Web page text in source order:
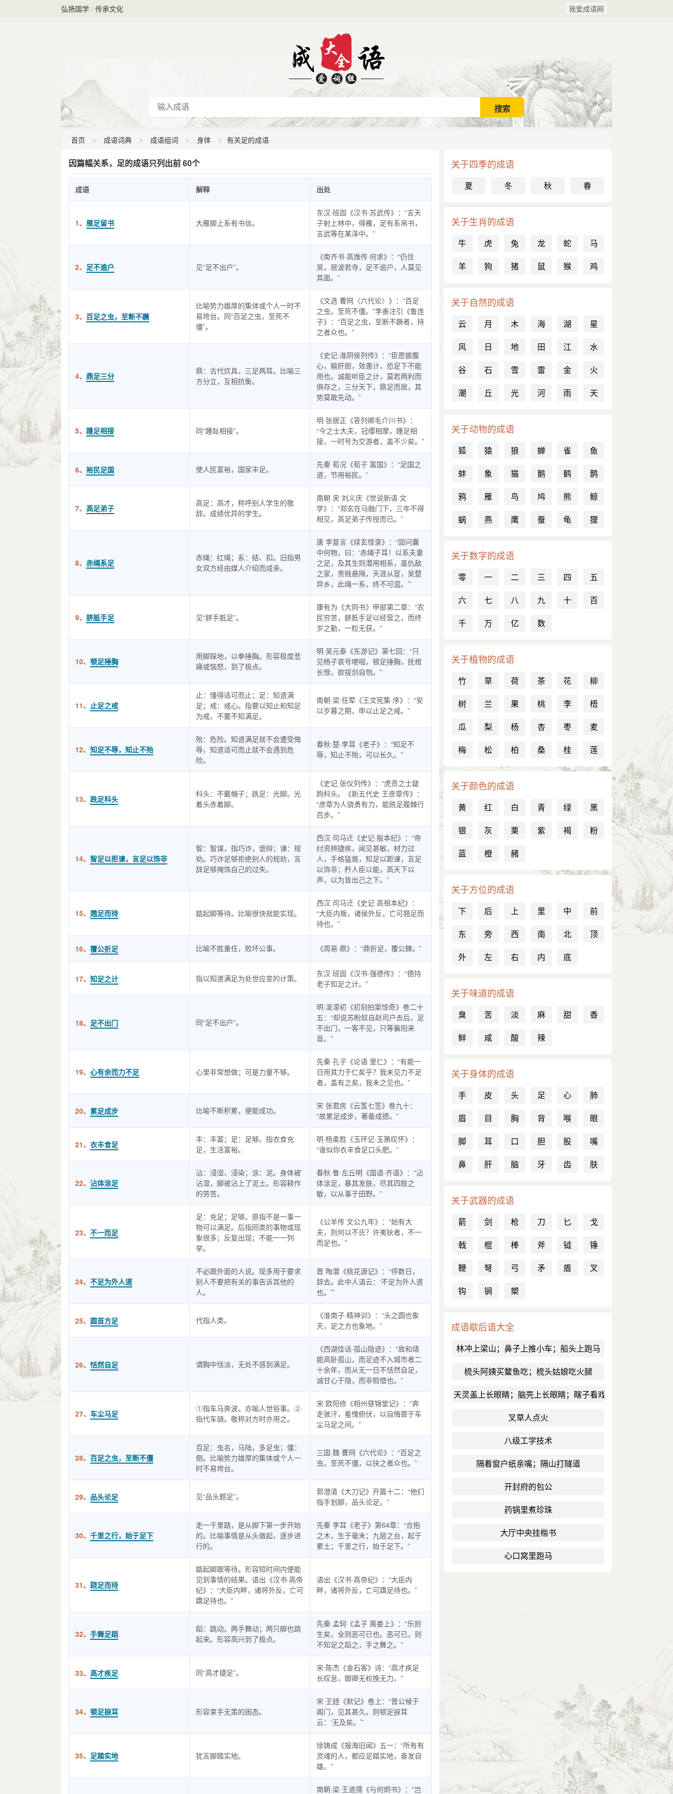
弘扬国学 · 传承文化 我爱成语网
首页 成语词典 成语组词 身体 有关足的成语
因篇幅关系，足的成语只列出前 60个
成语 解释 出处
1、 雁足留书 大雁脚上系有书信。
东汉·班固《汉书·苏武传》：“言天
子射上林中，得雁，足有系帛书，
言武等在某泽中。”
2、 足不逾户 见“足不出户”。
《南齐书·高逸传·何求》：“仍住
吴，居波若寺，足不逾户，人莫见
其面。”
3、 百足之虫，至断不蹶
比喻势力雄厚的集体或个人一时不
易垮台。同“百足之虫，至死不
僵”。
《文选 曹冏〈六代论〉》：“百足
之虫，至死不僵。”李善注引《鲁连
子》：“百足之虫，至断不蹶者，持
之者众也。”
4、 鼎足三分
鼎：古代炊具，三足两耳。比喻三
方分立，互相抗衡。
《史记·淮阴侯列传》：“臣愿披腹
心，输肝胆，效愚计，恐足下不能
用也。诚能听臣之计，莫若两利而
俱存之，三分天下，鼎足而居，其
势莫敢先动。”
5、 踵足相接 同“踵趾相接”。
明·张居正《答列卿毛介川书》：
“今之士大夫，冠缨相摩，踵足相
接，一时号为交游者，盖不少矣。”
6、 裕民足国 使人民富裕，国家丰足。
先秦 荀况《荀子 富国》：“足国之
道，节用裕民。”
7、 高足弟子
高足：高才，称呼别人学生的敬
辞。成绩优异的学生。
南朝 宋 刘义庆《世说新语 文
学》：“郑玄在马融门下，三年不得
相见，高足弟子传授而已。”
8、 赤绳系足
赤绳：红绳；系：结、扣。旧指男
女双方经由媒人介绍而成亲。
唐 李复言《续玄怪录》：“固问囊
中何物，曰：‘赤绳子耳！以系夫妻
之足，及其生则潜用相系，虽仇敌
之家，贵贱悬隔，天涯从宦，吴楚
异乡，此绳一系，终不可逭。’”
9、 胼胝手足 见“胼手胝足”。
康有为《大同书》甲部第二章：“农
民穷苦，胼胝手足以经营之，而终
岁之勤，一粒无获。”
10、 顿足捶胸
用脚跺地，以拳捶胸。形容极度悲
痛或恼怒，到了极点。
明·吴元泰《东游记》第七回：“只
见杨子哀号哽咽，顿足捶胸，抚棺
长恨，欲拔剑自刎。”
11、 止足之戒
止：懂得适可而止；足：知道满
足；戒：戒心。指要以知止和知足
为戒，不要不知满足。
南朝·梁·任荤《王文宪集·序》：“安
以岁暮之期，申以止足之戒。”
12、 知足不辱，知止不殆
殆：危险。知道满足就不会遭受侮
辱，知道适可而止就不会遇到危
险。
春秋·楚·李耳《老子》：“知足不
辱，知止不殆，可以长久。”
13、 跣足科头
科头：不戴帽子；跣足：光脚。光
着头赤着脚。
《史记 张仪列传》：“虎贲之士跿
跔科头。《新五代史 王彦章传》：
“彦章为人骁勇有力，能跣足履棘行
百步。”
14、 智足以拒谏，言足以饰非
智：智谋，指巧诈，诡辩；谏：规
劝。巧诈足够拒绝别人的规劝，言
辞足够掩饰自己的过失。
西汉·司马迁《史记·殷本纪》：“帝
纣资辨捷疾，闻见甚敏，材力过
人，手格猛兽，知足以距谏，言足
以饰非；矜人臣以能，高天下以
声，以为皆出己之下。”
15、 翘足而待 踮起脚等待。比喻很快就能实现。
西汉 司马迁《史记 高祖本纪》：
“大臣内叛，诸侯外反，亡可翘足而
待也。”
16、 覆公折足 比喻不胜重任，败坏公事。 《周易·鼎》：“鼎折足，覆公餗。”
17、 知足之计 指以知道满足为处世应变的计策。
东汉·班固《汉书·强德传》：“德持
老子知足之计。”
18、 足不出门 同“足不出户”。
明·凌濛初《初刻拍案惊奇》卷二十
五：“却说苏盼奴自赵司户去后，足
不出门，一客不见，只等襄阳来
音。”
19、 心有余而力不足 心里非常想做；可是力量不够。
先秦 孔子《论语 里仁》：“有能一
日用其力于仁矣乎？我未见力不足
者，盖有之矣，我未之见也。”
20、 累足成步 比喻不断积累，便能成功。
宋 张君房《云笈七签》卷九十：
“故累足成步，著备成德。”
21、 衣丰食足
丰：丰富；足：足够。指衣食充
足，生活富裕。
明·杨柔胜《玉环记·玉箫叹怀》：
“谁似你衣丰食足口头肥。”
22、 沾体涂足
沾：浸湿、浸染；涂：泥。身体被
沾湿，脚被沾上了泥土。形容耕作
的劳苦。
春秋·鲁·左丘明《国语·齐语》：“沾
体涂足，暴其发肤，尽其四肢之
敏，以从事于田野。”
23、 不一而足
足：充足；足够。原指不是一事一
物可以满足。后指同类的事物或现
象很多；反复出现；不能一一列
举。
《公羊传 文公九年》：“始有大
夫，则何以不氏？许夷狄者，不一
而足也。”
24、 不足为外人道
不必跟外面的人说。现多用于要求
别人不要把有关的事告诉其他的
人。
晋 陶潜《桃花源记》：“停数日，
辞去。此中人语云：‘不足为外人道
也。’”
25、 圆首方足 代指人类。
《淮南子·精神训》：“头之圆也象
天，足之方也象地。”
26、 恬然自足 谓胸中恬淡，无处不感到满足。
《西湖佳话·孤山隐迹》：“故和靖
能高卧孤山，而足迹不入城市者二
十余年，而从无一日不恬然自足，
诚甘心于隐，而非假借也。”
27、 车尘马足
①指车马奔波。亦喻人世俗事。②
指代车骑。敬称对方时亦用之。
宋 欧阳修《相州昼锦堂记》：“奔
走骇汗，羞愧俯伏，以自悔罪于车
尘马足之间。”
28、 百足之虫，至断不僵
百足：虫名，马陆，多足虫；僵：
倒。比喻势力雄厚的集体或个人一
时不易垮台。
三国·魏·曹冏《六代论》：“百足之
虫，至死不僵，以扶之者众也。”
29、 品头论足 见“品头题足”。
郭澄清《大刀记》开篇十二：“他们
指手划脚，品头论足。”
30、 千里之行，始于足下
走一千里路，是从脚下第一步开始
的。比喻事情是从头做起，逐步进
行的。
先秦 李耳《老子》第64章：“合抱
之木，生于毫末；九层之台，起于
累土；千里之行，始于足下。”
31、 跷足而待
踮起脚跟等待。形容短时间内便能
见到事情的结果。语出《汉书·高帝
纪》：“大臣内畔，诸将外反，亡可
蹻足待也。”
语出《汉书·高帝纪》：“大臣内
畔，诸将外反，亡可蹻足待也。”
32、 手舞足蹈
蹈：跳动。两手舞动；两只脚也跳
起来。形容高兴到了极点。
先秦 孟轲《孟子 离娄上》：“乐则
生矣，全则恶可已也。恶可已，则
不知足之蹈之，手之舞之。”
33、 高才疾足 同“高才捷足”。
宋·陈杰《金石客》诗：“高才疾足
长叹息，御卿无权挽无力。”
34、 顿足捩耳 形容束手无策的困态。
宋·王銍《默记》卷上：“晋公候于
阁门，见其甚久。则顿足捩耳
云：‘无及矣。’”
35、 足踏实地 犹言脚踏实地。
徐铸成《报海旧闻》五一：“所有有
灵魂的人，都应足踏实地，奋发自
雄。”
南朝·梁·王道孺《与何炯书》：“岂
关于四季的成语
夏 冬 秋 春
关于生肖的成语
牛 虎 兔 龙 蛇
马
羊
狗 猪 鼠 猴 鸡
关于自然的成语
云 月 木 海 湖
星
风
日 地 田 江
水
谷
石 雪 雷 金
火
潮
丘 光 河 雨 天
关于动物的成语
狐 猿 狼 蝉 雀
鱼
蚌
象 猫 鹅 鹤
鹊
鸦
雁 鸟 鸠 熊
鲸
蜗
燕 鹰 蚕 龟 狸
关于数字的成语
零 一 二 三 四
五
六
七 八 九 十
百
千
万 亿 数
关于植物的成语
竹 草 荷 茶 花
柳
树
兰 果 桃 李
梧
瓜
梨 杨 杏 枣
麦
梅
松 柏 桑 桂 莲
关于颜色的成语
黄 红 白 青 绿
黑
银
灰 栗 紫 褐
粉
蓝
橙 赭
关于方位的成语
下 后 上 里 中
前
东
旁 西 南 北
顶
外
左 右 内 底
关于味道的成语
臭 苦 淡 麻 甜
香
鲜
咸 酸 辣
关于身体的成语
手 皮 头 足 心
肺
眉
目 胸 背 喉
眼
脚
耳 口 胆 股
嘴
鼻
肝 脑 牙 齿 肤
关于武器的成语
箭 剑 枪 刀 匕
戈
戟
棍 棒 斧 钺
锤
鞭
弩 弓 矛 盾
叉
钩
锏 槊
成语歇后语大全
林冲上梁山；鼻子上推小车；船头上跑马
梳头阿姨买鳖鱼吃；梳头姑娘吃火腿
天灵盖上长眼睛；脑壳上长眼睛；瞎子看戏
叉草人点火
八级工学技术
隔着窗户纸亲嘴；隔山打隧道
开封府的包公
药锅里煮珍珠
大厅中央挂楷书
心口窝里跑马